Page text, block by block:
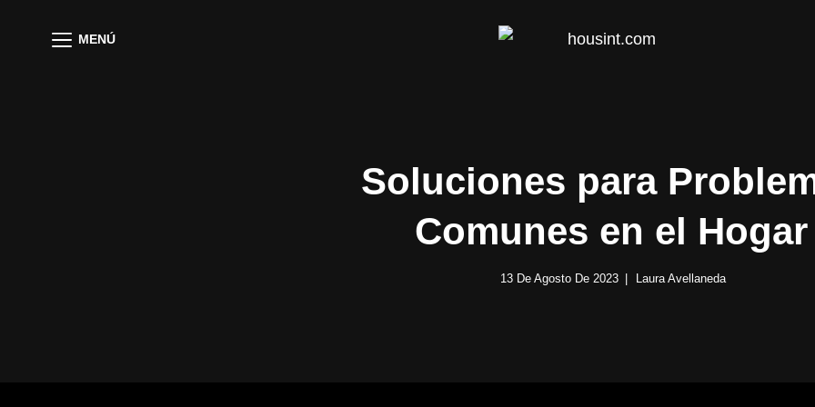
MENÚ
Soluciones para
Comunes en el Hogar
13 De Agosto De 2023 Laura Avellaneda